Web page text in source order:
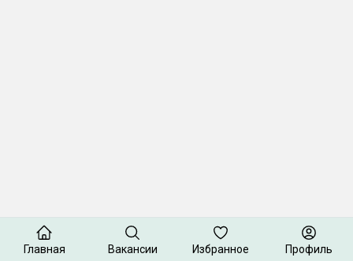
Главная Вакансии Избранное Профиль